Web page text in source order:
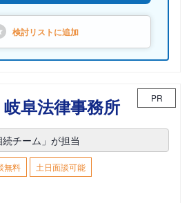
検討リストに追加
阜法律事務所 PR
チーム」が担当
無料
土日面談可能